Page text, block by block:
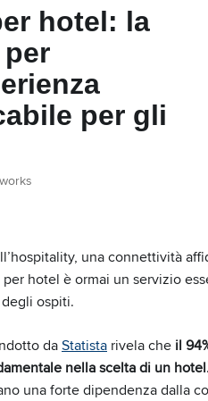
hotel: la
per gli
una connettività
hotel è ormai un servizio
ospiti.
daStatista rivela che il
nella scelta di un hotel
una forte dipendenza dalla